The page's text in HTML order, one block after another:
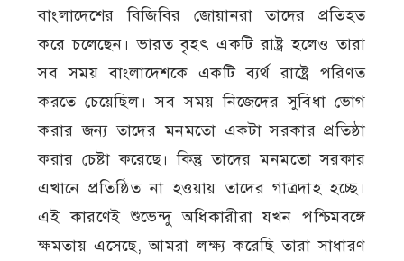
বাংলাদেশের বিজিবির জোয়ানরা তাদের প্রতিহত
করে চলেছেন। ভারত বৃহৎ একটি রাষ্ট্র হলেও তারা
সব সময় বাংলাদেশকে একটি ব্যর্থ রাষ্ট্রে পরিণত
করতে চেয়েছিল। সব সময় নিজেদের সুবিধা ভোগ
করার জন্য তাদের মনমতো একটা সরকার প্রতিষ্ঠা
করার চেষ্টা করেছে। কিন্তু তাদের মনমতো সরকার
এখানে প্রতিষ্ঠিত না হওয়ায় তাদের গাত্রদাহ হচ্ছে।
এই কারণেই শুভেন্দু অধিকারীরা যখন পশ্চিমবঙ্গে
ক্ষমতায় এসেছে, আমরা লক্ষ্য করেছি তারা সাধারণ